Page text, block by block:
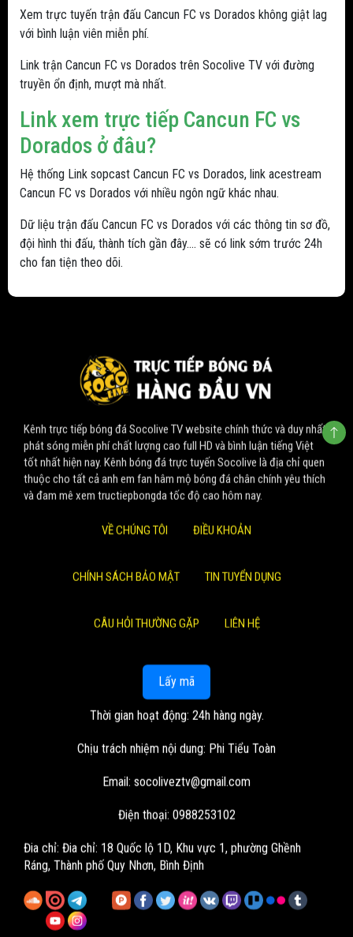
Xem trực tuyến trận đấu Cancun FC vs Dorados không giật lag
với bình luận viên miễn phí.
Link trận Cancun FC vs Dorados trên Socolive TV với đường
truyền ổn định, mượt mà nhất.
Link xem trực tiếp Cancun FC vs
Dorados ở đâu?
Hệ thống Link sopcast Cancun FC vs Dorados, link acestream
Cancun FC vs Dorados với nhiều ngôn ngữ khác nhau.
Dữ liệu trận đấu Cancun FC vs Dorados với các thông tin sơ đồ,
đội hình thi đấu, thành tích gần đây.... sẽ có link sớm trước 24h
cho fan tiện theo dõi.
Kênh trực tiếp bóng đá Socolive TV website chính thức và duy nhất
phát sóng miễn phí chất lượng cao full HD và bình luận tiếng Việt
tốt nhất hiện nay. Kênh bóng đá trực tuyến Socolive là địa chỉ quen
thuộc cho tất cả anh em fan hâm mộ bóng đá chân chính yêu thích
và đam mê xem tructiepbongda tốc độ cao hôm nay.
VỀ CHÚNG TÔI ĐIỀU KHOẢN
CHÍNH SÁCH BẢO MẬT TIN TUYỂN DỤNG
CÂU HỎI THƯỜNG GẶP LIÊN HỆ
Lấy mã
Thời gian hoạt động: 24h hàng ngày.
Chịu trách nhiệm nội dung: Phi Tiểu Toàn
Email: socoliveztv@gmail.com
Điện thoại: 0988253102
Đia chỉ: Đia chỉ: 18 Quốc lộ 1D, Khu vực 1, phường Ghềnh
Ráng, Thành phố Quy Nhơn, Bình Định